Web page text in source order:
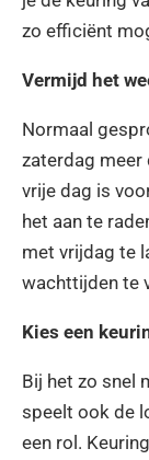
zo efficiënt
Vermijd het
Normaal
zaterdag meer
vrije dag is
het aan te
met vrijdag te
wachttijden te
Kies een
Bij het zo snel
speelt ook de
een rol.